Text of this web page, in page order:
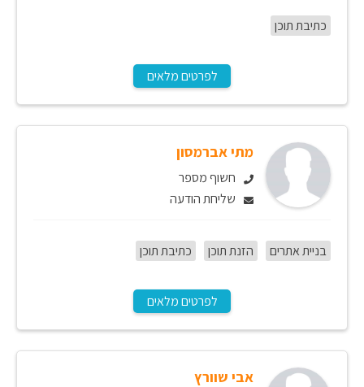
כתיבת תוכן
לפרטים מלאים
מתי אברמסון
חשוף מספר
שליחת הודעה
בניית אתרים הזנת תוכן כתיבת תוכן
לפרטים מלאים
אבי שוורץ